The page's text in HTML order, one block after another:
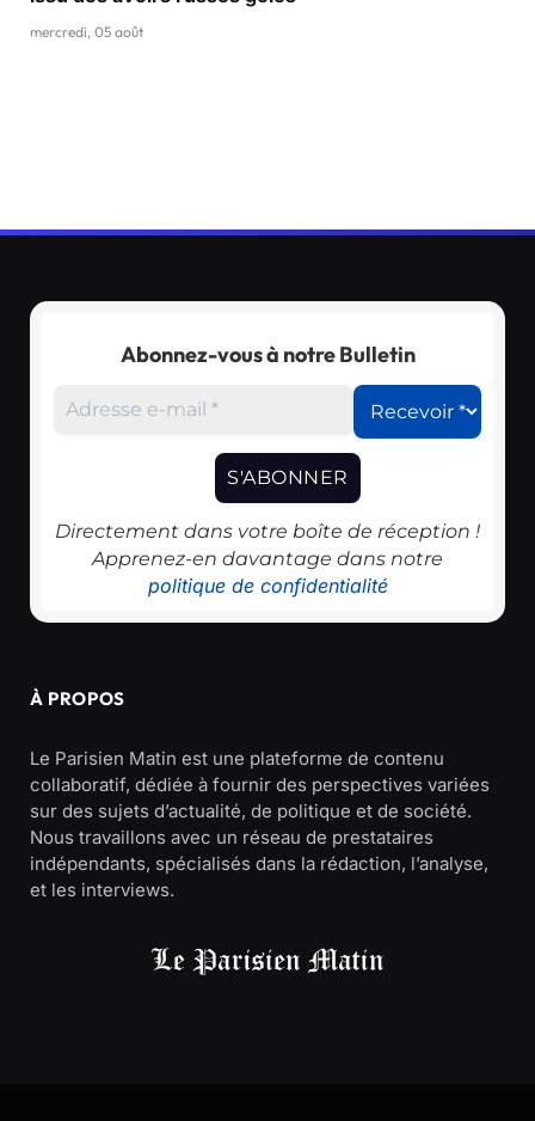
mercredi, 05 août
Abonnez-vous à notre Bulletin
Directement dans votre boîte de réception !
Apprenez-en davantage dans notre
politique de confidentialité
À PROPOS
Le Parisien Matin est une plateforme de contenu
collaboratif, dédiée à fournir des perspectives variées
sur des sujets d’actualité, de politique et de société.
Nous travaillons avec un réseau de prestataires
indépendants, spécialisés dans la rédaction, l’analyse,
et les interviews.